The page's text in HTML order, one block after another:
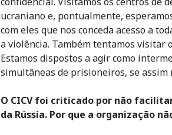
ucraniano e, pontualmente,
com eles que nos conceda acesso a
a violência. Também tentamos visitar
Estamos dispostos a agir como
simultâneas de prisioneiros, se assim
O CICV foi criticado por não
da Rússia. Por que a organização